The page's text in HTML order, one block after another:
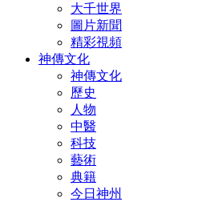
大千世界
圖片新聞
精彩視頻
神傳文化
神傳文化
歷史
人物
中醫
科技
藝術
典籍
今日神州